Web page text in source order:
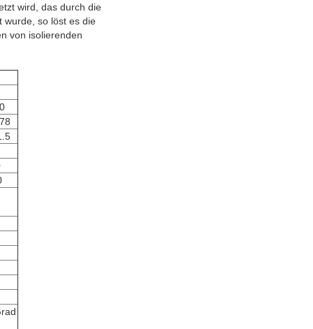
wird, das durch die
wurde, so löst es die
von isolierenden